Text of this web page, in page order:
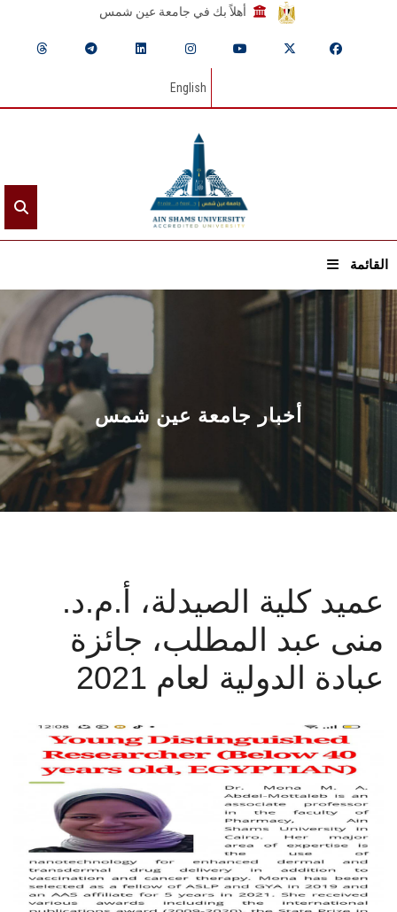
أهلاً بك في جامعة عين شمس
English
القائمة
الرئيسيـة
عن الجامعة
القطاعـات
الشئون الأكاديمية
البحث العلمي
المراكز والوحدات
الأنظمة الذكية
تواصل معنا
هيئة التدريس
الدراسات العليا
أخبار جامعة عين شمس
عميد كلية الصيدلة، أ.م.د.
منى عبد المطلب، جائزة
عبادة الدولية لعام 2021